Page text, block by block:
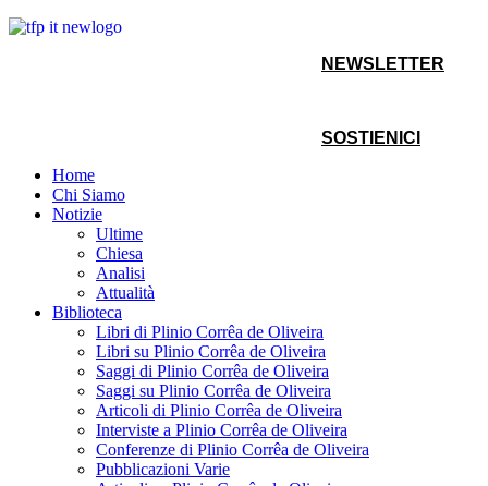
NEWSLETTER
SOSTIENICI
Home
Chi Siamo
Notizie
Ultime
Chiesa
Analisi
Attualità
Biblioteca
Libri di Plinio Corrêa de Oliveira
Libri su Plinio Corrêa de Oliveira
Saggi di Plinio Corrêa de Oliveira
Saggi su Plinio Corrêa de Oliveira
Articoli di Plinio Corrêa de Oliveira
Interviste a Plinio Corrêa de Oliveira
Conferenze di Plinio Corrêa de Oliveira
Pubblicazioni Varie